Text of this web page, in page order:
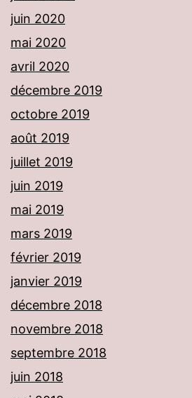
juin 2020
mai 2020
avril 2020
décembre 2019
octobre 2019
août 2019
juillet 2019
juin 2019
mai 2019
mars 2019
février 2019
janvier 2019
décembre 2018
novembre 2018
septembre 2018
juin 2018